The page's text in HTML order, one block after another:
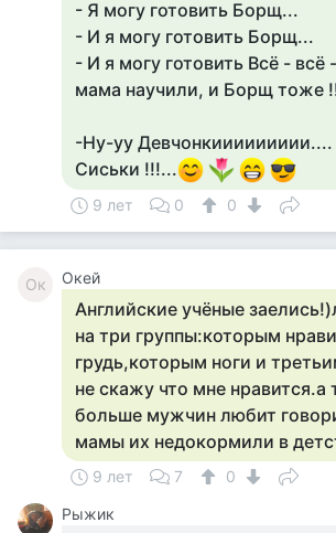
- Я могу готовить Борщ...
- И я могу готовить Борщ...
- И я могу готовить Всё - всё
мама научили, и Борщ тоже
-Ну-уу Девчонкиииииииии....
Сиськи !!!...
9 лет 0 0
Ок Окей
Английские учёные
на три группы:которым
грудь,которым ноги и
не скажу что мне нравится.а
больше мужчин любит
мамы их недокормили в
9 лет 7
0
Рыжик